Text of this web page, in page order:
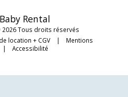
un
Rental
Tous droits réservés
location + CGV | Mentions
| Accessibilité